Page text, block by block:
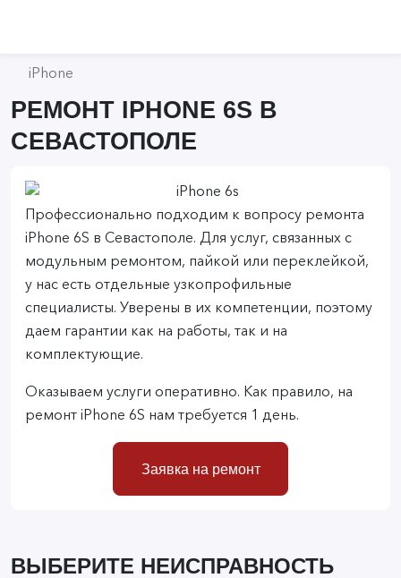
iPhone
РЕМОНТ IPHONE 6S В
СЕВАСТОПОЛЕ
Профессионально подходим к вопросу ремонта
iPhone 6S в Севастополе. Для услуг, связанных с
модульным ремонтом, пайкой или переклейкой,
у нас есть отдельные узкопрофильные
специалисты. Уверены в их компетенции, поэтому
даем гарантии как на работы, так и на
комплектующие.
Оказываем услуги оперативно. Как правило, на
ремонт iPhone 6S нам требуется 1 день.
Заявка на ремонт
ВЫБЕРИТЕ НЕИСПРАВНОСТЬ